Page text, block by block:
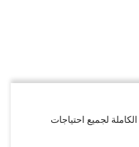
لجميع احتياجات